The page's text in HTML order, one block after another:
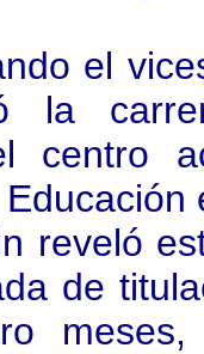
el
la
centro
reveló
de